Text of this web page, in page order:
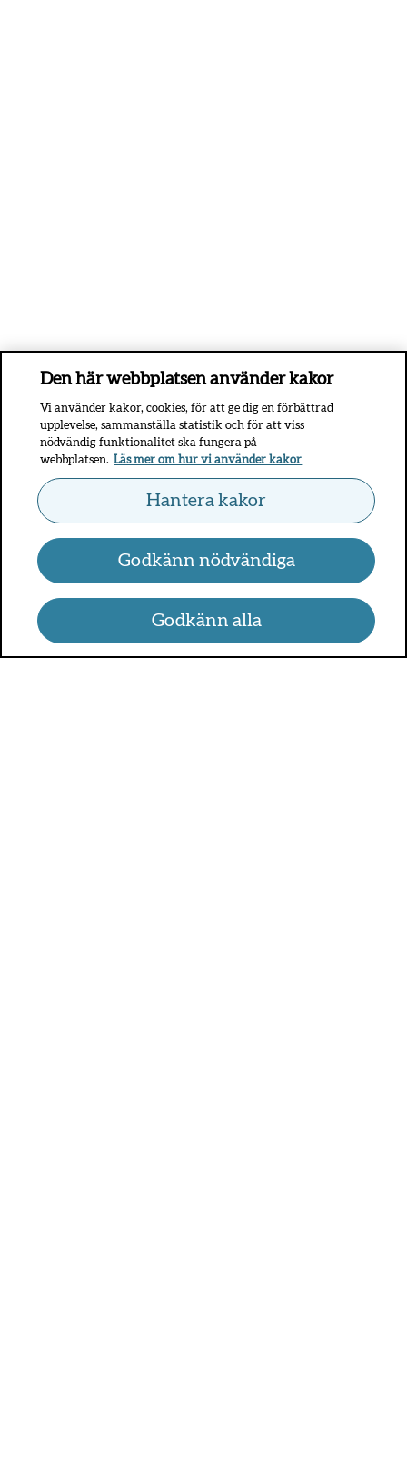
Den här webbplatsen använder kakor
Vi använder kakor, cookies, för att ge dig en förbättrad
upplevelse, sammanställa statistik och för att viss
nödvändig funktionalitet ska fungera på
webbplatsen. Läs mer om hur vi använder kakor
Hantera kakor
Godkänn nödvändiga
Godkänn alla